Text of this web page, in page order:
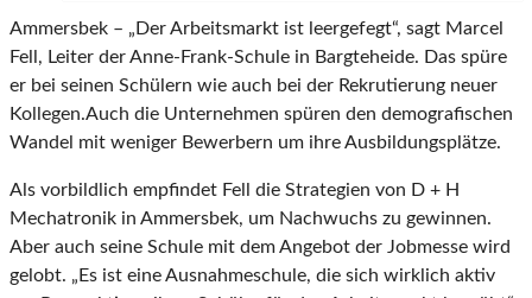
Ammersbek – „Der Arbeitsmarkt ist leergefegt“, sagt Marcel
Fell, Leiter der Anne-Frank-Schule in Bargteheide. Das spüre
er bei seinen Schülern wie auch bei der Rekrutierung neuer
Kollegen.Auch die Unternehmen spüren den demografischen
Wandel mit weniger Bewerbern um ihre Ausbildungsplätze.
Als vorbildlich empfindet Fell die Strategien von D + H
Mechatronik in Ammersbek, um Nachwuchs zu gewinnen.
Aber auch seine Schule mit dem Angebot der Jobmesse wird
gelobt. „Es ist eine Ausnahmeschule, die sich wirklich aktiv